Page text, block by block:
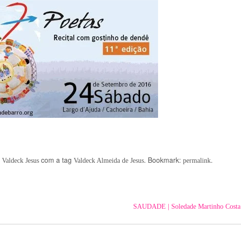
Valdeck Jesuscom a tag Valdeck Almeida de Jesus. Bookmark: permalink.
SAUDADE | Soledade Martinho Costa